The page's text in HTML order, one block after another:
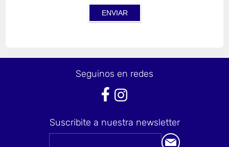
Seguinos en redes
Suscribite a nuestra newsletter